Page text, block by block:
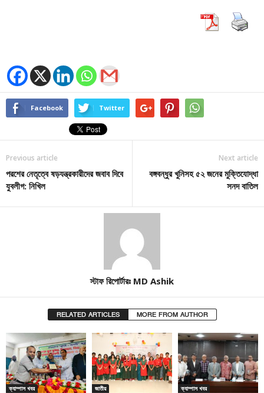
Facebook Twitter
Previous article
পরশের নেতৃত্বে ষড়যন্ত্রকারীদের জবাব দিবে
যুবলীগ: নিখিল
Next article
বঙ্গবন্ধুর খুনিসহ ৫২ জনের মুক্তিযোদ্ধা
সনদ বাতিল
স্টাফ রিপোর্টারঃ MD Ashik
RELATED ARTICLES MORE FROM AUTHOR
ক্যাম্পাস খবর জাতীয় ক্যাম্পাস খবর